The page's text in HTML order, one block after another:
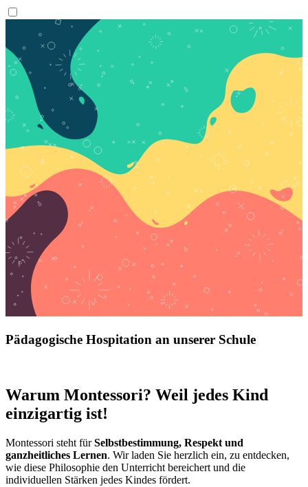
Pädagogische Hospitation an unserer Schule
Warum Montessori? Weil jedes Kind
einzigartig ist!
Montessori steht fürSelbstbestimmung, Respekt und
ganzheitliches Lernen. Wir laden Sie herzlich ein, zu entdecken,
wie diese Philosophie den Unterricht bereichert und die
individuellen Stärken jedes Kindes fördert.